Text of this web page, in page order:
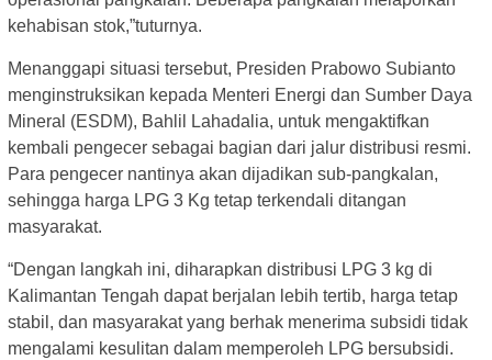
kehabisan stok,”tuturnya.
Menanggapi situasi tersebut, Presiden Prabowo Subianto
menginstruksikan kepada Menteri Energi dan Sumber Daya
Mineral (ESDM), Bahlil Lahadalia, untuk mengaktifkan
kembali pengecer sebagai bagian dari jalur distribusi resmi.
Para pengecer nantinya akan dijadikan sub-pangkalan,
sehingga harga LPG 3 Kg tetap terkendali ditangan
masyarakat.
“Dengan langkah ini, diharapkan distribusi LPG 3 kg di
Kalimantan Tengah dapat berjalan lebih tertib, harga tetap
stabil, dan masyarakat yang berhak menerima subsidi tidak
mengalami kesulitan dalam memperoleh LPG bersubsidi.